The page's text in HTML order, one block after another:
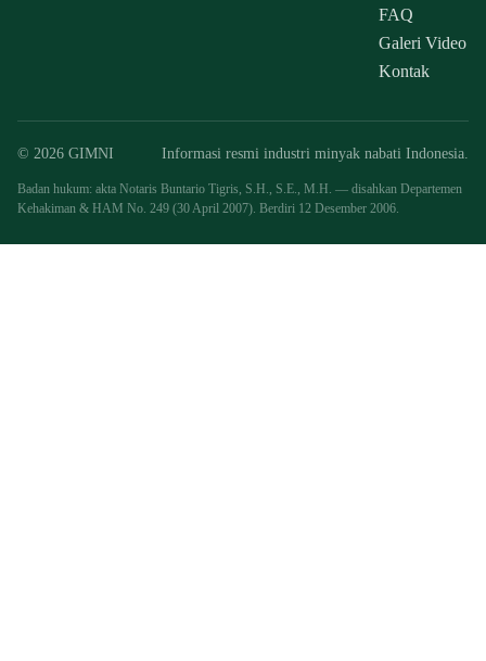
FAQ
Galeri Video
Kontak
© 2026 GIMNI Informasi resmi industri minyak nabati Indonesia.
Badan hukum: akta Notaris Buntario Tigris, S.H., S.E., M.H. — disahkan Departemen
Kehakiman & HAM No. 249 (30 April 2007). Berdiri 12 Desember 2006.